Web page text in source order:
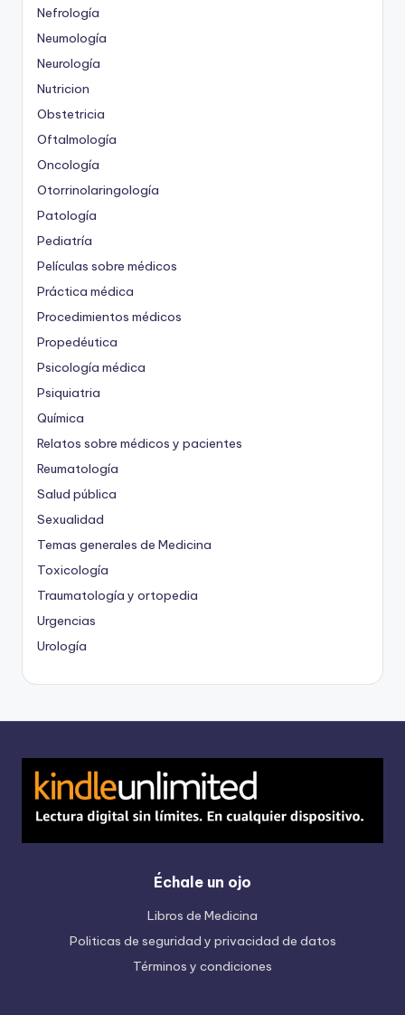
Nefrología
Neumología
Neurología
Nutricion
Obstetricia
Oftalmología
Oncología
Otorrinolaringología
Patología
Pediatría
Películas sobre médicos
Práctica médica
Procedimientos médicos
Propedéutica
Psicología médica
Psiquiatria
Química
Relatos sobre médicos y pacientes
Reumatología
Salud pública
Sexualidad
Temas generales de Medicina
Toxicología
Traumatología y ortopedia
Urgencias
Urología
Échale un ojo
Libros de Medicina
Politicas de seguridad y privacidad de datos
Términos y condiciones